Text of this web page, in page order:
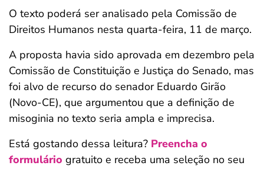
O texto poderá ser analisado pela Comissão de
Direitos Humanos nesta quarta-feira, 11 de março.
A proposta havia sido aprovada em dezembro pela
Comissão de Constituição e Justiça do Senado, mas
foi alvo de recurso do senador Eduardo Girão
(Novo-CE), que argumentou que a definição de
misoginia no texto seria ampla e imprecisa.
Está gostando dessa leitura? Preencha o
formulário gratuito e receba uma seleção no seu